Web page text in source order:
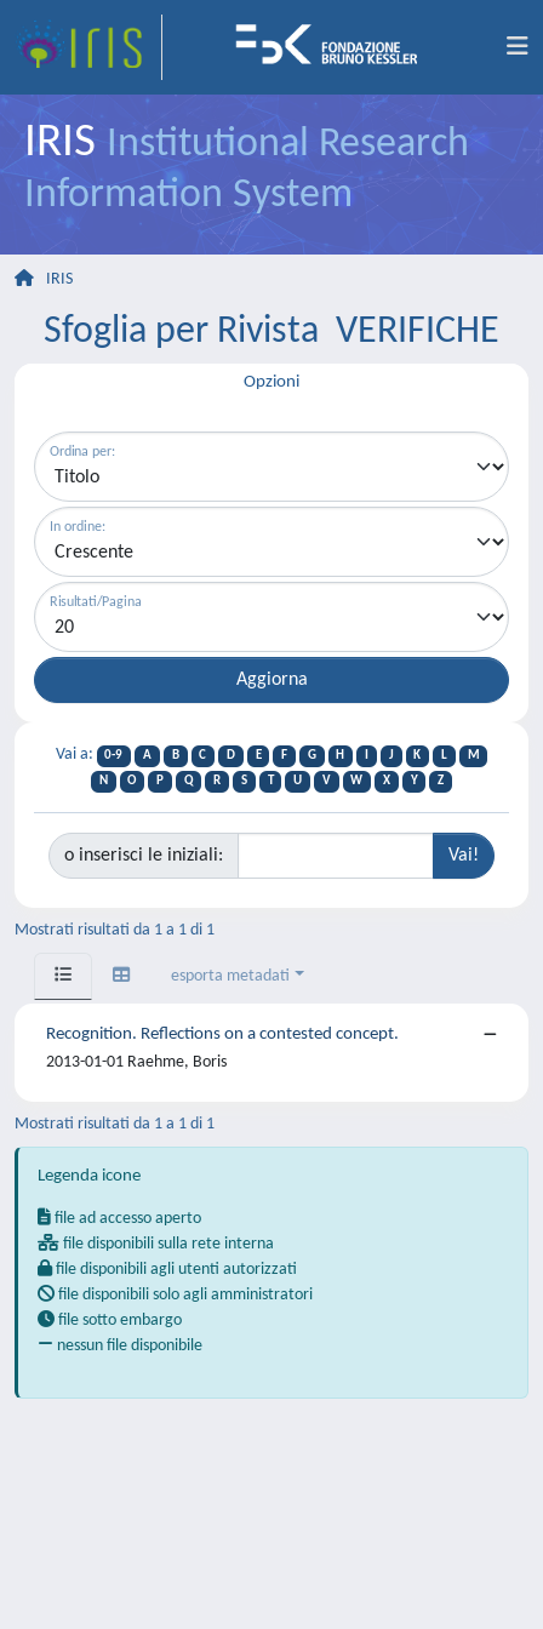
IRIS Institutional Research
Information System
IRIS
Sfoglia per Rivista VERIFICHE
Opzioni
Ordina per:
In ordine:
Risultati/Pagina
Vai a: 0-9 A B C D E F G H J K L
M
N
O P Q R S T U V W X Y Z
o inserisci le iniziali:
Mostrati risultati da 1 a 1 di 1
esporta metadati
Recognition. Reflections on a contested concept.
2013-01-01 Raehme, Boris
Mostrati risultati da 1 a 1 di 1
Legenda icone
file ad accesso aperto
file disponibili sulla rete interna
file disponibili agli utenti autorizzati
file disponibili solo agli amministratori
file sotto embargo
nessun file disponibile